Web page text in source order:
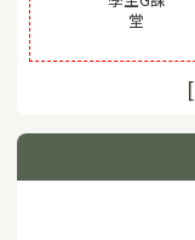
堂
[